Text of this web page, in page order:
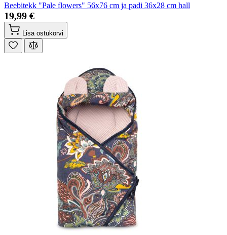
Beebitekk "Pale flowers" 56x76 cm ja padi 36x28 cm hall
19,99 €
Lisa ostukorvi